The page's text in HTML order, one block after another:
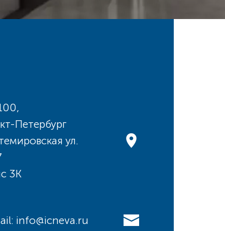
Петербург
ул.
3К
info@icneva.ru